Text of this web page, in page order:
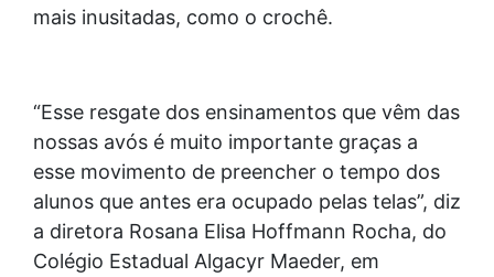
mais inusitadas, como o crochê.
“Esse resgate dos ensinamentos que vêm das
nossas avós é muito importante graças a
esse movimento de preencher o tempo dos
alunos que antes era ocupado pelas telas”, diz
a diretora Rosana Elisa Hoffmann Rocha, do
Colégio Estadual Algacyr Maeder, em